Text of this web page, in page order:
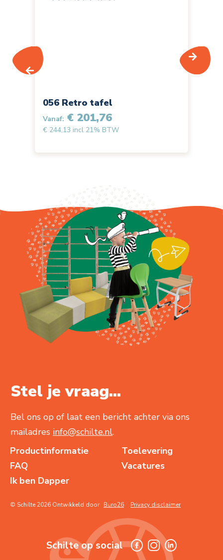
056 Retro tafel
Vanaf: € 201,76
€ 244,13 incl 21% BTW
Stel je vraag...
Bel ons op of laat een bericht achter via ons
mailadres info@schilte.nl.
Productinformatie
Toelevering
FAQ
Vacatures
Ik ben Dapper
© Schilte 2026 Ontwikkeld door Buro26 Privacy disclaimer
Schilte op social